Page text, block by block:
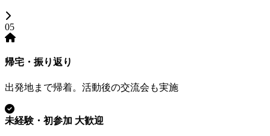
05
帰宅・振り返り
出発地まで帰着。活動後の交流会も実施
未経験・初参加 大歓迎